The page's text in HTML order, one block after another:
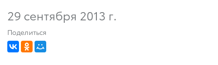
29 сентября 2013 г.
Поделиться